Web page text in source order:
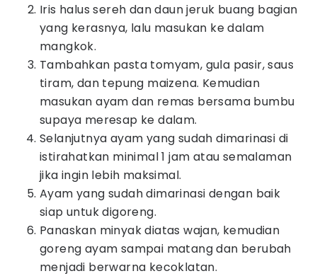
Iris halus sereh dan daun jeruk buang bagian
yang kerasnya, lalu masukan ke dalam
mangkok.
Tambahkan pasta tomyam, gula pasir, saus
tiram, dan tepung maizena. Kemudian
masukan ayam dan remas bersama bumbu
supaya meresap ke dalam.
Selanjutnya ayam yang sudah dimarinasi di
istirahatkan minimal 1 jam atau semalaman
jika ingin lebih maksimal.
Ayam yang sudah dimarinasi dengan baik
siap untuk digoreng.
Panaskan minyak diatas wajan, kemudian
goreng ayam sampai matang dan berubah
menjadi berwarna kecoklatan.